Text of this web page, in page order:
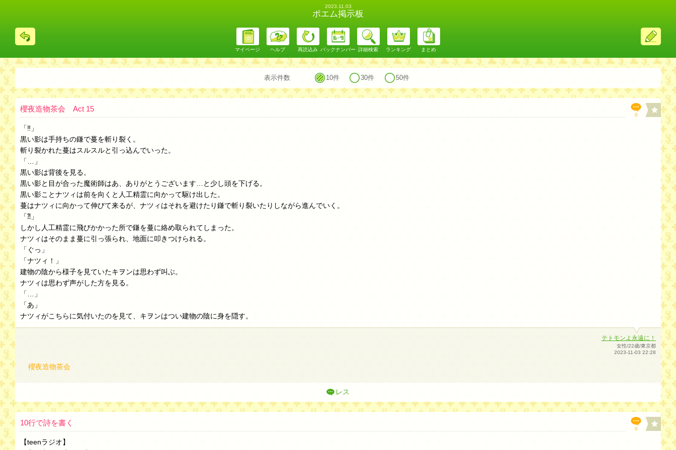
2023.11.03
ポエム掲示板
る
ス
レ
投
マイページ ヘルプ 再読込み バックナンバー 詳細検索 ランキング まとめ
表示件数 10件 30件 50件
0
櫻夜造物茶会 Act 15
「‼︎」
黒い影は手持ちの鎌で蔓を斬り裂く。
斬り裂かれた蔓はスルスルと引っ込んでいった。
「…」
黒い影は背後を見る。
黒い影と目が合った魔術師はあ、ありがとうございます…と少し頭を下げる。
黒い影ことナツィは前を向くと人工精霊に向かって駆け出した。
蔓はナツィに向かって伸びて来るが、ナツィはそれを避けたり鎌で斬り裂いたりしながら進んでいく。
「⁈」
しかし人工精霊に飛びかかった所で鎌を蔓に絡め取られてしまった。
ナツィはそのまま蔓に引っ張られ、地面に叩きつけられる。
「ぐっ」
「ナツィ！」
建物の陰から様子を見ていたキヲンは思わず叫ぶ。
ナツィは思わず声がした方を見る。
「…」
「あ」
ナツィがこちらに気付いたのを見て、キヲンはつい建物の陰に身を隠す。
テトモンよ永遠に！
女性/22歳/東京都
2023-11-03 22:28
櫻夜造物茶会
レス
0
10行で詩を書く
【teenラジオ】